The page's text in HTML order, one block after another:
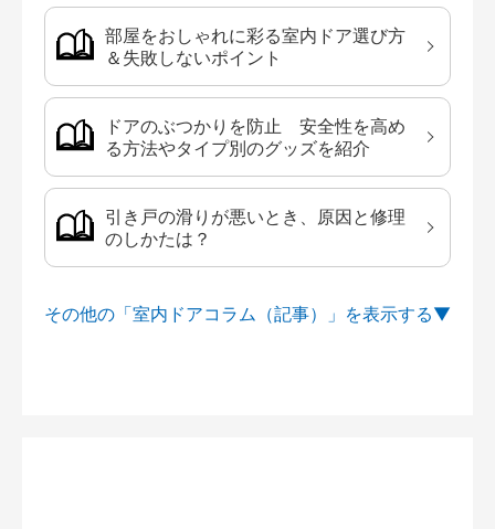
部屋をおしゃれに彩る室内ドア選び方
＆失敗しないポイント
ドアのぶつかりを防止 安全性を高め
る方法やタイプ別のグッズを紹介
引き戸の滑りが悪いとき、原因と修理
のしかたは？
その他の「室内ドアコラム（記事）」を